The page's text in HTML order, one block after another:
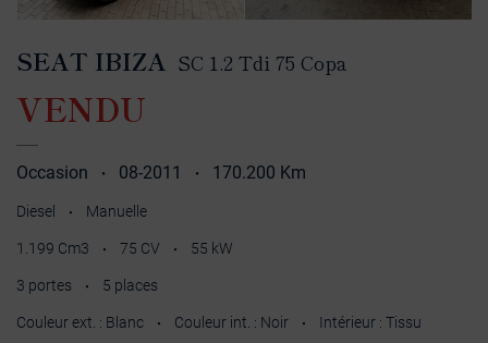
SEAT IBIZA SC 1.2 Tdi 75 Copa
VENDU
Occasion • 08-2011 • 170.200 Km
Diesel • Manuelle
1.199 Cm3 • 75 CV • 55 kW
3 portes • 5 places
Couleur ext. : Blanc • Couleur int. : Noir • Intérieur : Tissu